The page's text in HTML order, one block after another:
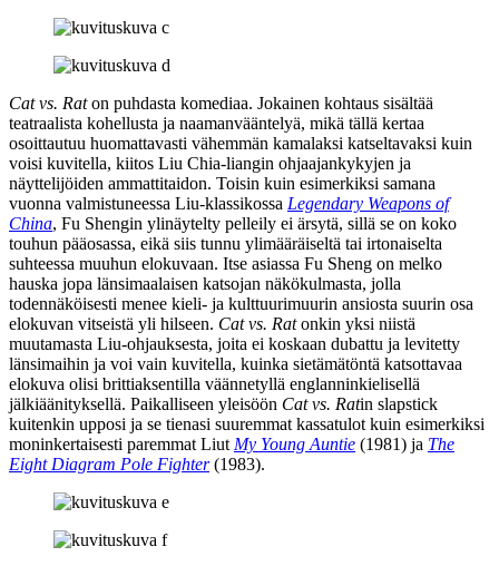
Cat vs. Raton puhdasta komediaa. Jokainen kohtaus sisältää
teatraalista kohellusta ja naamanvääntelyä, mikä tällä kertaa
osoittautuu huomattavasti vähemmän kamalaksi katseltavaksi kuin
voisi kuvitella, kiitos Liu Chia-liangin ohjaajankykyjen ja
näyttelijöiden ammattitaidon. Toisin kuin esimerkiksi samana
vuonna valmistuneessa Liu‑klassikossa Legendary Weapons of
China, Fu Shengin ylinäytelty pelleily ei ärsytä, sillä se on koko
touhun pääosassa, eikä siis tunnu ylimääräiseltä tai irtonaiselta
suhteessa muuhun elokuvaan. Itse asiassa Fu Sheng on melko
hauska jopa länsimaalaisen katsojan näkökulmasta, jolla
todennäköisesti menee kieli‑ ja kulttuurimuurin ansiosta suurin osa
elokuvan vitseistä yli hilseen. Cat vs. Ratonkin yksi niistä
muutamasta Liu‑ohjauksesta, joita ei koskaan dubattu ja levitetty
länsimaihin ja voi vain kuvitella, kuinka sietämätöntä katsottavaa
elokuva olisi brittiaksentilla väännetyllä englanninkielisellä
jälkiäänityksellä. Paikalliseen yleisöön Cat vs. Ratin slapstick
kuitenkin upposi ja se tienasi suuremmat kassatulot kuin esimerkiksi
moninkertaisesti paremmat Liut My Young Auntie (1981) ja The
Eight Diagram Pole Fighter(1983).